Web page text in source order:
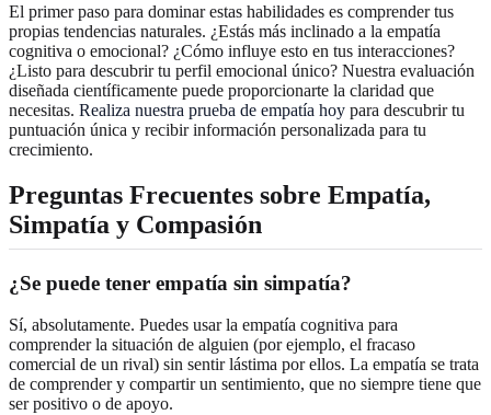
El primer paso para dominar estas habilidades es comprender tus
propias tendencias naturales. ¿Estás más inclinado a la empatía
cognitiva o emocional? ¿Cómo influye esto en tus interacciones?
¿Listo para descubrir tu perfil emocional único? Nuestra evaluación
diseñada científicamente puede proporcionarte la claridad que
necesitas. Realiza nuestra prueba de empatía hoy para descubrir tu
puntuación única y recibir información personalizada para tu
crecimiento.
Preguntas Frecuentes sobre Empatía,
Simpatía y Compasión
¿Se puede tener empatía sin simpatía?
Sí, absolutamente. Puedes usar la empatía cognitiva para
comprender la situación de alguien (por ejemplo, el fracaso
comercial de un rival) sin sentir lástima por ellos. La empatía se trata
de comprender y compartir un sentimiento, que no siempre tiene que
ser positivo o de apoyo.